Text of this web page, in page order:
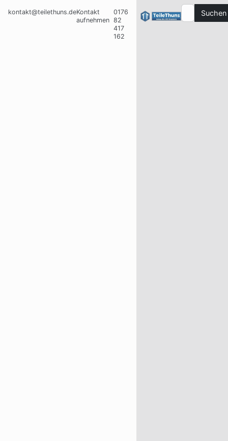
kontakt@teilethuns.deKontakt
aufnehmen
0176
82
417
162
Suchen